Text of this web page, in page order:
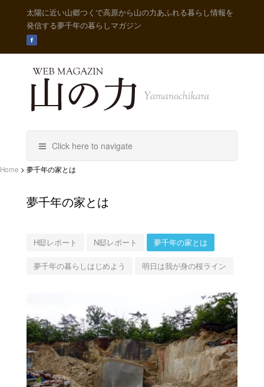
太陽に近い山郷つくで高原から山の力あふれる暮らし情報を
発信する夢千年の暮らしマガジン
Click here to navigate
Home > 夢千年の家とは
夢千年の家とは
H邸レポート N邸レポート 夢千年の家とは
夢千年の暮らしはじめよう 明日は我が身の桜ライン